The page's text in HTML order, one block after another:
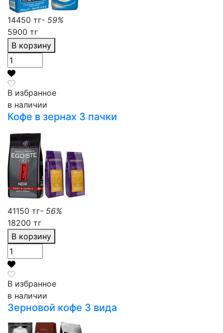
14450 тг- 59%
5900 тг
В корзину
В избранное
в наличии
Кофе в зернах 3 пачки
41150 тг- 56%
18200 тг
В корзину
В избранное
в наличии
Зерновой кофе 3 вида